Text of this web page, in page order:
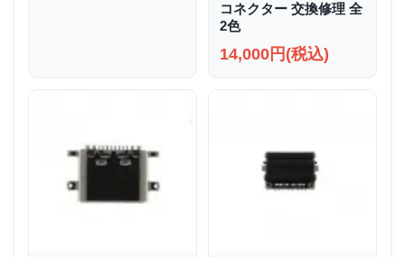
コネクター 交換修理 全
2色
14,000円(税込)